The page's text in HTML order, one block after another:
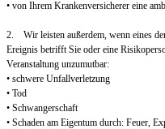
• von Ihrem Krankenversicherer eine
2. Wir leisten außerdem, wenn eines
Ereignis betrifft Sie oder eine
Veranstaltung unzumutbar:
• schwere Unfallverletzung
• Tod
• Schwangerschaft
• Schaden am Eigentum durch: Feuer,